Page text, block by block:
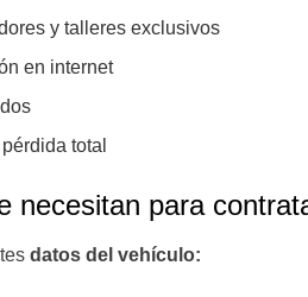
y talleres exclusivos
en internet
total
necesitan para
datos del vehículo: